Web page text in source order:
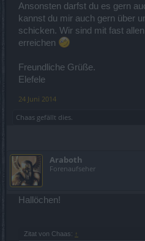
Ansonsten darfst du es gern
kannst du mir auch gern über
schicken. Wir sind mit fast
erreichen
Freundliche Grüße.
Elefele
24 Juni 2014
Chaas gefällt dies.
Araboth
Forenaufseher
Hallöchen!
Zitat von Chaas: ↑